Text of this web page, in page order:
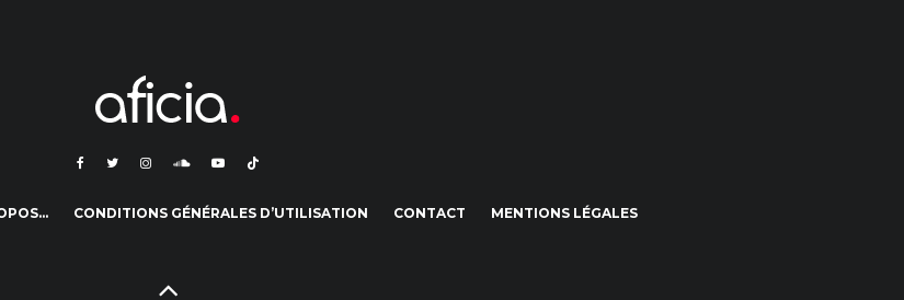
CONDITIONS GÉNÉRALES D’UTILISATION CONTACT MENTIONS LÉGALES